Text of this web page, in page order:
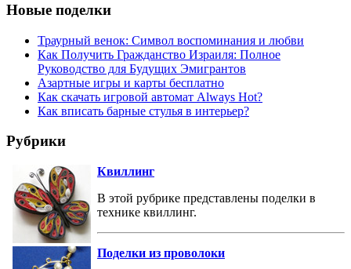
Новые поделки
Траурный венок: Символ воспоминания и любви
Как Получить Гражданство Израиля: Полное
Руководство для Будущих Эмигрантов
Азартные игры и карты бесплатно
Как скачать игровой автомат Always Hot?
Как вписать барные стулья в интерьер?
Рубрики
Квиллинг
В этой рубрике представлены поделки в
технике квиллинг.
Поделки из проволоки